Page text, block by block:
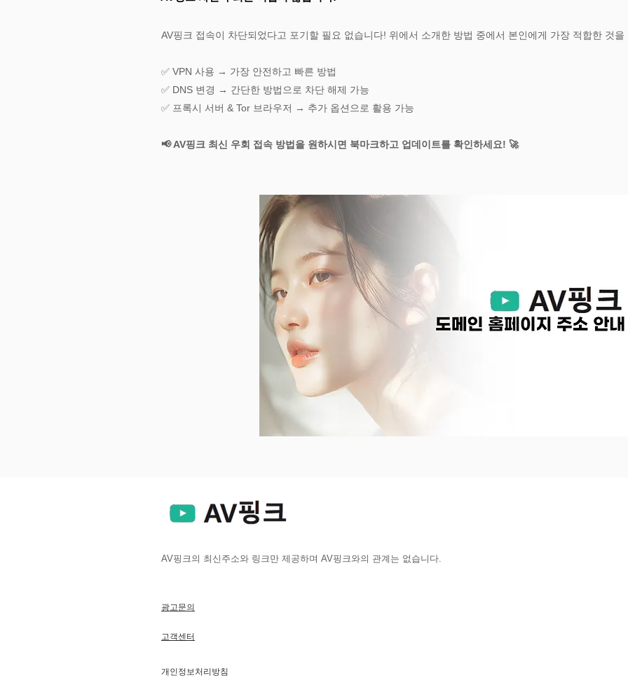
AV핑크 접속이 차단되었다고 포기할 필요 없습니다! 위에서 소개한 방법 중에서 본인에게 가장 적합한 것
✅ VPN 사용 → 가장 안전하고 빠른 방법
✅ DNS 변경 → 간단한 방법으로 차단 해제 가능
✅ 프록시 서버 & Tor 브라우저 → 추가 옵션으로 활용 가능
📢 AV핑크 최신 우회 접속 방법을 원하시면 북마크하고 업데이트를 확인하세요! 🚀
AV핑크의 최신주소와 링크만 제공하며 AV핑크와의 관계는 없습니다.
광고문의
고객센터
개인정보처리방침